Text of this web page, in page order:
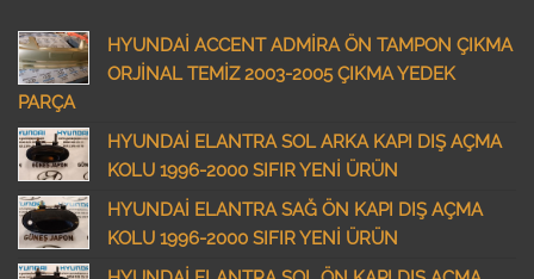
HYUNDAİ ACCENT ADMİRA ÖN TAMPON ÇIKMA
ORJİNAL TEMİZ 2003-2005 ÇIKMA YEDEK
PARÇA
HYUNDAİ ELANTRA SOL ARKA KAPI DIŞ AÇMA
KOLU 1996-2000 SIFIR YENİ ÜRÜN
HYUNDAİ ELANTRA SAĞ ÖN KAPI DIŞ AÇMA
KOLU 1996-2000 SIFIR YENİ ÜRÜN